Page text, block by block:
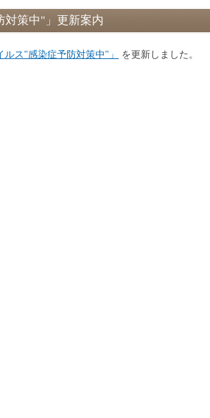
対策中"」更新案内
ス"感染症予防対策中"」 を更新しました。